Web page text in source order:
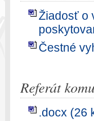
Žiadosť o
Čestné
Referát
.docx (26